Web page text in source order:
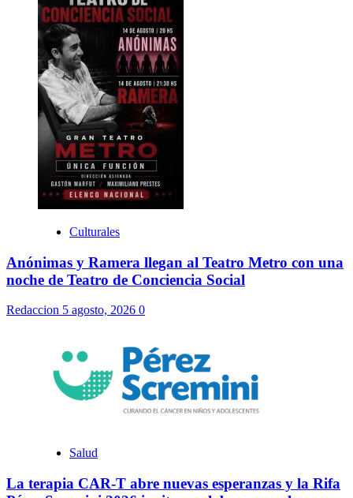
Culturales
Anónimas y Ramera llegan al Teatro Metro con una
noche de Teatro de Conciencia Social
Redaccion 5 agosto, 2026 0
Salud
La terapia CAR-T abre nuevas esperanzas y la Rifa